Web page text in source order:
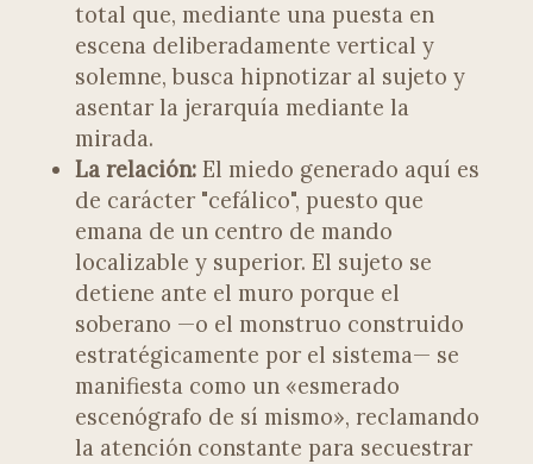
total que, mediante una puesta en
escena deliberadamente vertical y
solemne, busca hipnotizar al sujeto y
asentar la jerarquía mediante la
mirada.
La relación:El miedo generado aquí es
de carácter "cefálico", puesto que
emana de un centro de mando
localizable y superior. El sujeto se
detiene ante el muro porque el
soberano —o el monstruo construido
estratégicamente por el sistema— se
manifiesta como un «esmerado
escenógrafo de sí mismo», reclamando
la atención constante para secuestrar